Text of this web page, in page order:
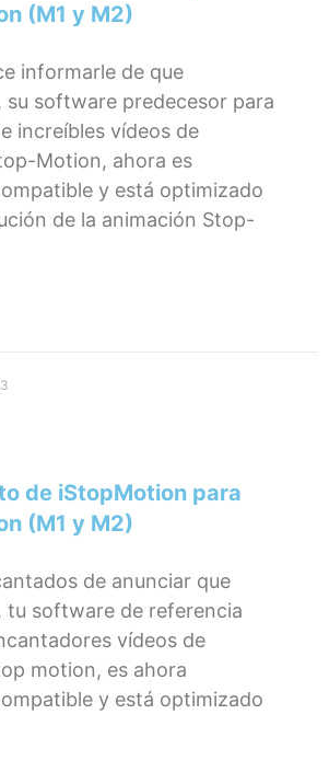
(M1 y M2)
informarle de que
su software predecesor para
increíbles vídeos de
Motion, ahora es
y está optimizado
de la animación Stop-
de iStopMotion para
(M1 y M2)
de anunciar que
tu software de referencia
vídeos de
motion, es ahora
y está optimizado